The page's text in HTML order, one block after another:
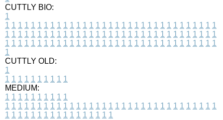
CUTTLY BIO:
1
1 1 1 1 1 1 1 1 1 1 1 1 1 1 1 1 1 1 1 1 1 1 1 1 1 1 1 1 1 1 1 1 1
1 1 1 1 1 1 1 1 1 1 1 1 1 1 1 1 1 1 1 1 1 1 1 1 1 1 1 1 1 1 1 1 1
1 1 1 1 1 1 1 1 1 1 1 1 1 1 1 1 1 1 1 1 1 1 1 1 1 1 1 1 1 1 1 1 1
1
CUTTLY OLD:
1
1 1 1 1 1 1 1 1 1 1
MEDIUM:
1 1 1 1 1 1 1 1 1 1
1 1 1 1 1 1 1 1 1 1 1 1 1 1 1 1 1 1 1 1 1 1 1 1 1 1 1 1 1 1 1 1 1
1 1 1 1 1 1 1 1 1 1 1 1 1 1 1 1 1